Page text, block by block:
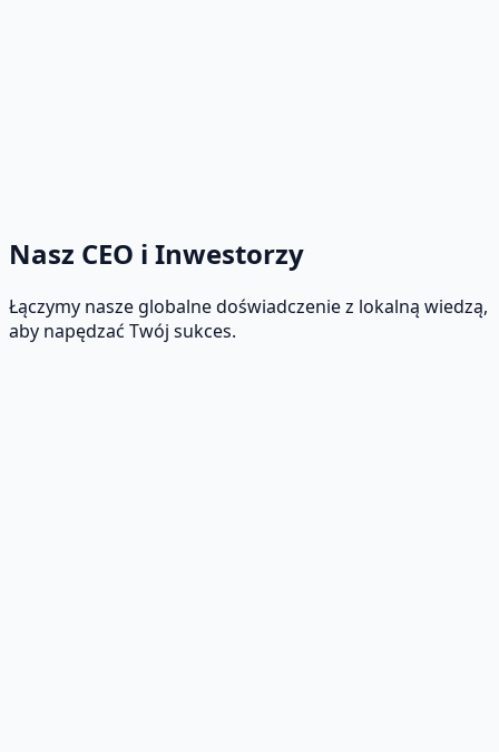
Nasz CEO i Inwestorzy
Łączymy nasze globalne doświadczenie z lokalną wiedzą,
aby napędzać Twój sukces.